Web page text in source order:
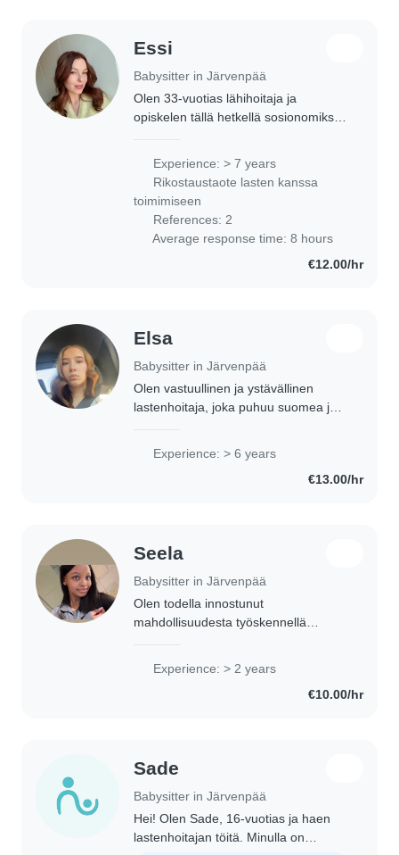
Essi
Babysitter in Järvenpää
Olen 33-vuotias lähihoitaja ja
opiskelen tällä hetkellä sosionomiksi.
hoitanut lapsia jo teini-iästä lähtien.
Experience: > 7 years
Rikostaustaote lasten kanssa
toimimiseen
References: 2
Average response time: 8 hours
€12.00/hr
Elsa
Babysitter in Järvenpää
Olen vastuullinen ja ystävällinen
lastenhoitaja, joka puhuu suomea ja
ikäryhmissä, vauvoista kouluikäisiin.
Olen lastenhoitaja-ammatillisesti..
Experience: > 6 years
€13.00/hr
Seela
Babysitter in Järvenpää
Olen todella innostunut
mahdollisuudesta työskennellä
mieluisaa, ja olen kärsivällinen, luova
Experience: > 2 years
€10.00/hr
Sade
Babysitter in Järvenpää
Hei! Olen Sade, 16-vuotias ja haen
lastenhoitajan töitä. Minulla on